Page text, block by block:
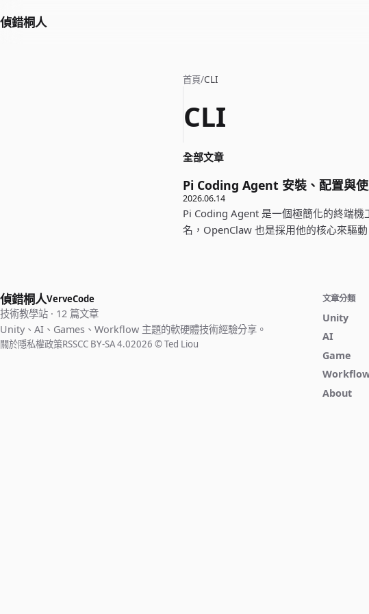
偵錯桐人
首頁/CLI
CLI
全部文章
Pi Coding Agent 安裝、配置與
2026.06.14
Pi Coding Agent 是一個極簡化的終端
名，OpenClaw 也是採用他的核心來驅動
偵錯桐人VerveCode
技術教學站 · 12 篇文章
Unity、AI、Games、Workflow 主題的軟硬體技術經驗分享。
關於隱私權政策RSSCC BY-SA 4.02026 © Ted Liou
文章分類
Unity
AI
Game
About